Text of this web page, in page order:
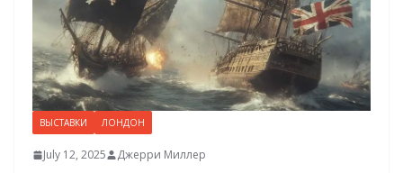
ВЫСТАВКИ ЛОНДОН
July 12, 2025 Джерри Миллер